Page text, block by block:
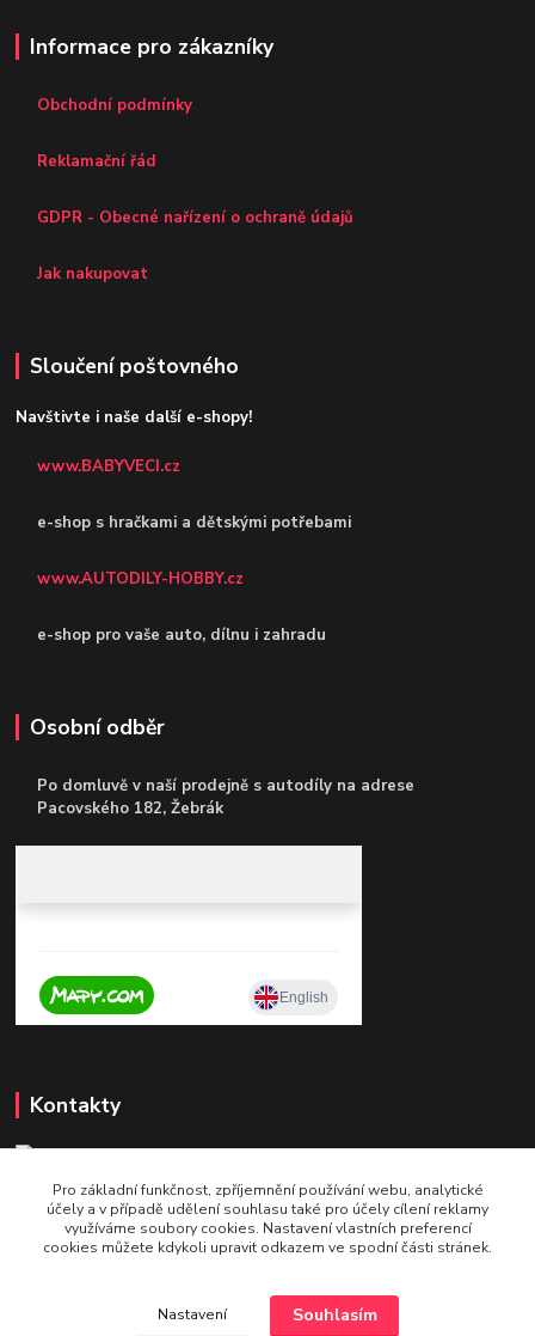
Informace pro zákazníky
Obchodní podmínky
Reklamační řád
GDPR - Obecné nařízení o ochraně údajů
Jak nakupovat
Sloučení poštovného
Navštivte i naše další e-shopy!
www.BABYVECI.cz
e-shop s hračkami a dětskými potřebami
www.AUTODILY-HOBBY.cz
e-shop pro vaše auto, dílnu i zahradu
Osobní odběr
Po domluvě v naší prodejně s autodíly na adrese
Pacovského 182, Žebrák
Kontakty
+420 604 921 321
v pracovní době po - pá 9 - 16
Pro základní funkčnost, zpříjemnění používání webu, analytické
účely a v případě udělení souhlasu také pro účely cílení reklamy
využíváme soubory cookies. Nastavení vlastních preferencí
cookies můžete kdykoli upravit odkazem ve spodní části stránek.
Nastavení Souhlasím